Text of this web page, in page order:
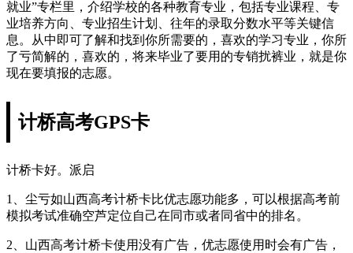
就业”专栏里，介绍学校的各种教育专业，包括专业课程、专
业培养方向、专业招生计划、往年的录取分数水平等关键信
息。从中即可了解和找到你所需要的，喜欢的学习专业，你所
了亏简解的，喜欢的，将来毕业了要用的专销扰裤业，就是你
现在要填报的志愿。
计桥高考GPS卡
计桥卡好。派启
1、尘亏如山西高考计桥卡比优志愿功能多，可以根据高考前
模拟考试准确空芦定位自己在同市或者同省中的排名。
2、山西高考计桥卡使用没有广告，优志愿使用时会有广告，